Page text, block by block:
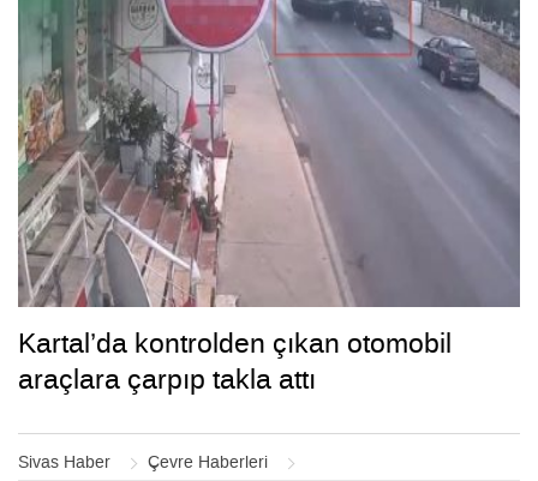
Sivas Haber
Çevre Haberleri
Kartal’da kontrolden çıkan otomobil
araçlara çarpıp takla attı